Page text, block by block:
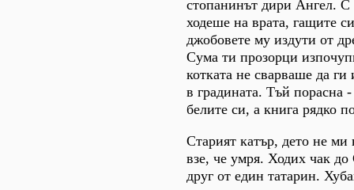
стопанинът дири Ангел.
ходеше на врата, гащите
джобовете му издути от
Сума ти прозорци
котката не сварваше да ги
в градината. Тъй порасна
белите си, а книга рядко
Старият катър, дето не ми
взе, че умря. Ходих чак
друг от един татарин.